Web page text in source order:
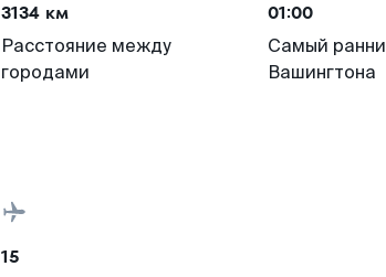
3134 км
Расстояние между
городами
01:00
Самый
Вашингтона
15